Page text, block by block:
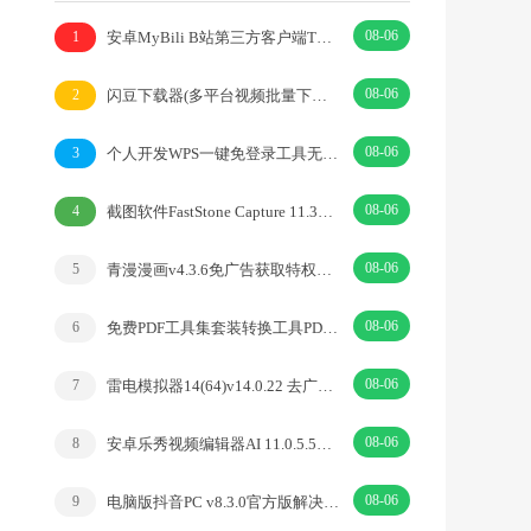
1 安卓MyBili B站第三方客户端TV版v1.6.9 08-06
2 闪豆下载器(多平台视频批量下载器)v2026.07.29 08-06
3 个人开发WPS一键免登录工具无需登录账号 08-06
4 截图软件FastStone Capture 11.3中文绿色版 08-06
5 青漫漫画v4.3.6免广告获取特权重制修复版 08-06
6 免费PDF工具集套装转换工具PDFgear v2.1.18 08-06
7 雷电模拟器14(64)v14.0.22 去广告绿色纯净版 08-06
8 安卓乐秀视频编辑器AI 11.0.5.5去广告解锁VIP版 08-06
9 电脑版抖音PC v8.3.0官方版解决网页切换烦恼 08-06